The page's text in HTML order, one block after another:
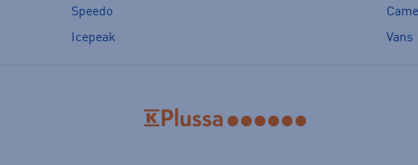
Speedo
Icepeak
Vans